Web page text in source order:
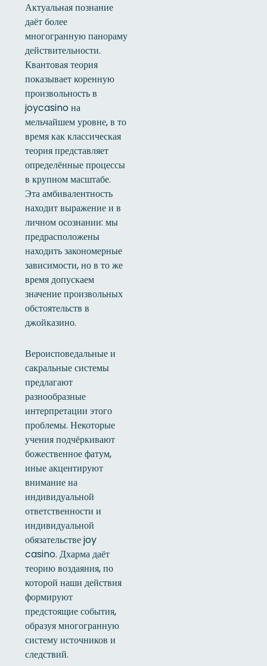
Актуальная познание
даёт более
многогранную панораму
действительности.
Квантовая теория
показывает коренную
произвольность в
joycasino на
мельчайшем уровне, в то
время как классическая
теория представляет
определённые процессы
в крупном масштабе.
Эта амбивалентность
находит выражение и в
личном осознании: мы
предрасположены
находить закономерные
зависимости, но в то же
время допускаем
значение произвольных
обстоятельств в
джойказино.
Вероисповедальные и
сакральные системы
предлагают
разнообразные
интерпретации этого
проблемы. Некоторые
учения подчёркивают
божественное фатум,
иные акцентируют
внимание на
индивидуальной
ответственности и
индивидуальной
обязательстве joy
casino. Дхарма даёт
теорию воздаяния, по
которой наши действия
формируют
предстоящие события,
образуя многогранную
систему источников и
следствий.